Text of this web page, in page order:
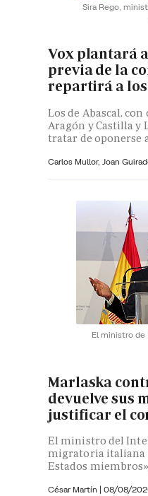
Sira Rego,
Vox plantará
previa de la
repartirá a los
Los de Abascal,
Aragón y Castilla y
tratar de oponerse
Carlos Mullor, Joan
El ministro de
Marlaska
devuelve sus
justificar el
El ministro del
migratoria italiana
Estados
César Martín | 08/08/